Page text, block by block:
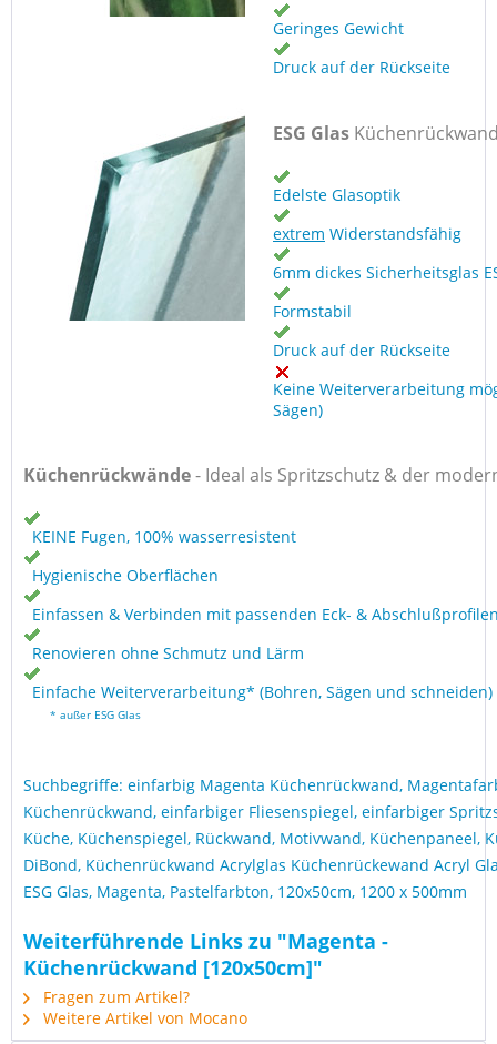
Geringes Gewicht
Druck auf der Rückseite
ESG Glas
Edelste Glasoptik
extrem Widerstandsfähig
6mm dickes Sicherheitsglas
Formstabil
Druck auf der Rückseite
Keine Weiterverarbeitung
Sägen)
Küchenrückwände- Ideal als Spritzschutz & der
KEINE Fugen, 100% wasserresistent
Hygienische Oberflächen
Einfassen & Verbinden mit passenden Eck- &
Renovieren ohne Schmutz und Lärm
Einfache Weiterverarbeitung* (Bohren, Sägen und schneiden)
* außer ESG Glas
Suchbegriffe: einfarbig Magenta Küchenrückwand,
Küchenrückwand, einfarbiger Fliesenspiegel, einfarbiger
Küche, Küchenspiegel, Rückwand, Motivwand, Küchenpaneel,
DiBond, Küchenrückwand Acrylglas Küchenrückewand Acryl
ESG Glas, Magenta, Pastelfarbton, 120x50cm, 1200 x 500mm
Weiterführende Links zu "Magenta -
Küchenrückwand [120x50cm]"
Fragen zum Artikel?
Weitere Artikel von Mocano